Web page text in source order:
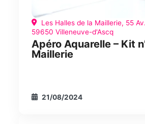
Les Halles de la Maillerie, 55
59650 Villeneuve-d'Ascq
Apéro Aquarelle – Kit
Maillerie
21/08/2024